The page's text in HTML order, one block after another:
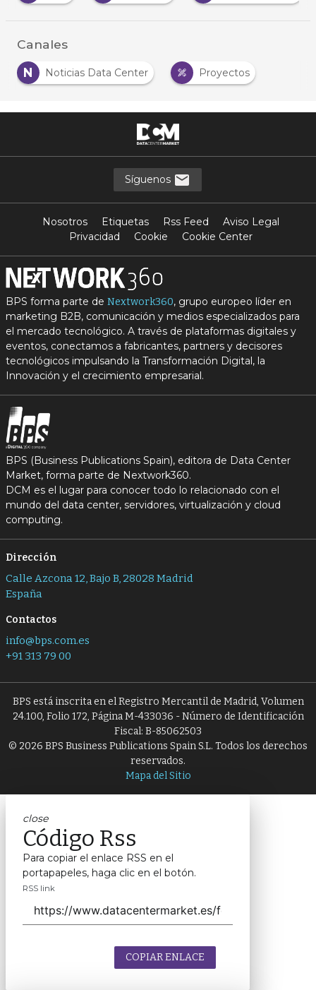
Canales
N
Noticias Data Center Proyectos
Síguenos
Nosotros Etiquetas Rss Feed
Aviso Legal
Privacidad
Cookie Cookie Center
BPS forma parte de Nextwork360, grupo europeo líder en
marketing B2B, comunicación y medios especializados para
el mercado tecnológico. A través de plataformas digitales y
eventos, conectamos a fabricantes, partners y decisores
tecnológicos impulsando la Transformación Digital, la
Innovación y el crecimiento empresarial.
BPS (Business Publications Spain), editora de Data Center
Market, forma parte de Nextwork360.
DCM es el lugar para conocer todo lo relacionado con el
mundo del data center, servidores, virtualización y cloud
computing.
Dirección
Calle Azcona 12, Bajo B, 28028 Madrid
España
Contactos
info@bps.com.es
+91 313 79 00
BPS está inscrita en el Registro Mercantil de Madrid, Volumen
24.100, Folio 172, Página M-433036 - Número de Identificación
Fiscal: B-85062503
© 2026 BPS Business Publications Spain S.L. Todos los derechos
reservados.
Mapa del Sitio
close
Código Rss
Para copiar el enlace RSS en el
portapapeles, haga clic en el botón.
RSS link
COPIAR ENLACE